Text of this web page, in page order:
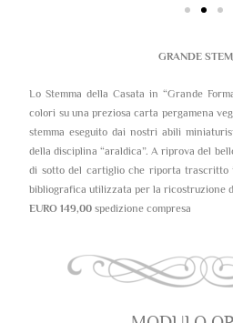
GRANDE
Lo Stemma della Casata in “Grande
colori su una preziosa carta pergamena
stemma eseguito dai nostri abili
della disciplina “araldica”. A riprova del
di sotto del cartiglio che riporta
bibliografica utilizzata per la ricostruzione
EURO 149,00 spedizione compresa